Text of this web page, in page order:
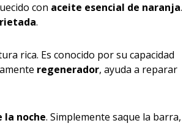
con aceite esencial de naranja.
.
rica. Es conocido por su capacidad
regenerador, ayuda a reparar
la noche. Simplemente saque la barra,